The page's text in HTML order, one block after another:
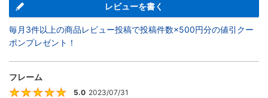
レビューを書く
毎月3件以上の商品レビュー投稿で投稿件数×500円分の値引クー
ポンプレゼント！
フレーム
5
5.0 2023/07/31